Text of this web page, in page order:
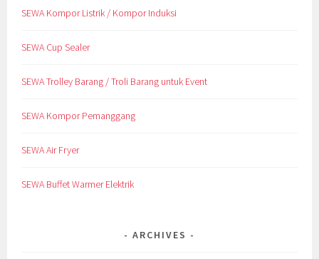
SEWA Kompor Listrik / Kompor Induksi
SEWA Cup Sealer
SEWA Trolley Barang / Troli Barang untuk Event
SEWA Kompor Pemanggang
SEWA Air Fryer
SEWA Buffet Warmer Elektrik
ARCHIVES